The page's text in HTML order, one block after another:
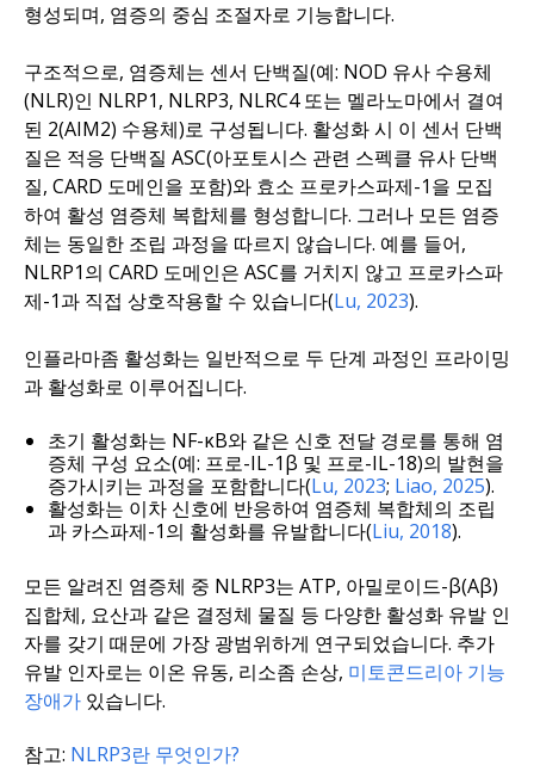
형성되며, 염증의 중심 조절자로 기능합니다.
구조적으로, 염증체는 센서 단백질(예: NOD 유사 수용체
(NLR)인 NLRP1, NLRP3, NLRC4 또는 멜라노마에서 결여
된 2(AIM2) 수용체)로 구성됩니다. 활성화 시 이 센서 단백
질은 적응 단백질 ASC(아포토시스 관련 스펙클 유사 단백
질, CARD 도메인을 포함)와 효소 프로카스파제-1을 모집
하여 활성 염증체 복합체를 형성합니다. 그러나 모든 염증
체는 동일한 조립 과정을 따르지 않습니다. 예를 들어,
NLRP1의 CARD 도메인은 ASC를 거치지 않고 프로카스파
제-1과 직접 상호작용할 수 있습니다(Lu, 2023).
인플라마좀 활성화는 일반적으로 두 단계 과정인 프라이밍
과 활성화로 이루어집니다.
초기 활성화는 NF-κB와 같은 신호 전달 경로를 통해 염
증체 구성 요소(예: 프로-IL-1β 및 프로-IL-18)의 발현을
증가시키는 과정을 포함합니다(Lu, 2023; Liao, 2025).
활성화는 이차 신호에 반응하여 염증체 복합체의 조립
과 카스파제-1의 활성화를 유발합니다(Liu, 2018).
모든 알려진 염증체 중 NLRP3는 ATP, 아밀로이드-β(Aβ)
집합체, 요산과 같은 결정체 물질 등 다양한 활성화 유발 인
자를 갖기 때문에 가장 광범위하게 연구되었습니다. 추가
유발 인자로는 이온 유동, 리소좀 손상, 미토콘드리아 기능
장애가 있습니다.
참고: NLRP3란 무엇인가?